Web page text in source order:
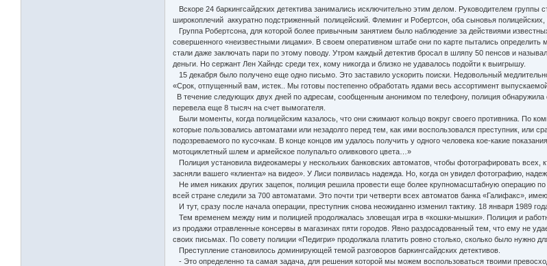
Вскоре 24 баркингсайдских детектива занимались исключительно этим делом. Руководителем
широкоплечий аккуратно подстриженный полицейский. Флеминг и Робертсон, оба сыновья полицейских,
Группа Робертсона, для которой более привычным занятием было наблюдение за действиями
совершенного «неизвестными лицами». В своем оперативном штабе они по карте пытались
стали даже заключать пари по этому поводу. Утром каждый детектив бросал в шляпу 50 пенсов и
деньги. Но сержант Лен Хайндс среди тех, кому никогда и близко не удавалось подойти к выигрышу.
15 декабря было получено еще одно письмо. Это заставило ускорить поиски. Недовольный
«Срок, отпущенный вам, истек.. Мы готовы постепенно обработать ядами весь ассортимент
В течение следующих двух дней по адресам, сообщенным анонимом по телефону, полиция
перевела еще 8 тысяч на счет вымогателя.
Были моменты, когда полицейским казалось, что они сжимают кольцо вокруг своего противника. По
которые пользовались автоматами или незадолго перед тем, как ими воспользовался преступник, или
подозреваемого по кусочкам. В конце концов им удалось получить у одного человека кое-какие
мотоциклетный шлем и армейское полупальто оливкового цвета…»
Полиция установила видеокамеры у нескольких банковских автоматов, чтобы фотографировать
засняли вашего «клиента» на видео». У Лиси появилась надежда. Но, когда он увидел фотографию,
Не имея никаких других зацепок, полиция решила провести еще более крупномасштабную операцию
всей стране следили за 700 автоматами. Это почти три четверти всех автоматов банка «Галифакс»,
И тут, сразу после начала операции, преступник снова неожиданно изменил тактику. 18 января 1989
Тем временем между ним и полицией продолжалась зловещая игра в «кошки-мышки». Полиция и
из продажи отравленные консервы в магазинах пяти городов. Явно раздосадованный тем, что ему не
своих письмах. По совету полиции «Педигри» продолжала платить ровно столько, сколько было нужно
Преступление становилось доминирующей темой разговоров баркингсайдских детективов.
- Это определенно та самая задача, для решения которой мы можем воспользоваться твоими